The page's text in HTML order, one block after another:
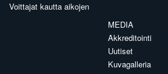
Voittajat kautta aikojen
MEDIA
Akkreditointi
Uutiset
Kuvagalleria